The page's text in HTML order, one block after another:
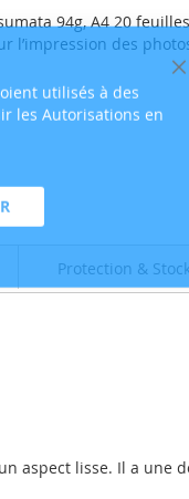
utilisés à des
les Autorisations en
94g, A4 20
l’impression des
aspect lisse. Il a une
Protection &